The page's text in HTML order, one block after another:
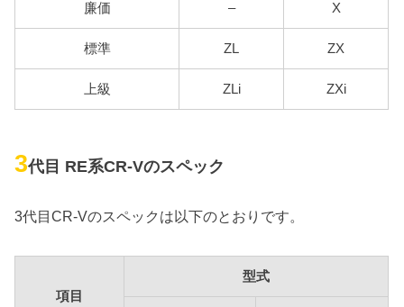
廉価 – X
標準 ZL ZX
上級 ZLi ZXi
3代目 RE系CR-Vのスペック
3代目CR-Vのスペックは以下のとおりです。
項目
型式